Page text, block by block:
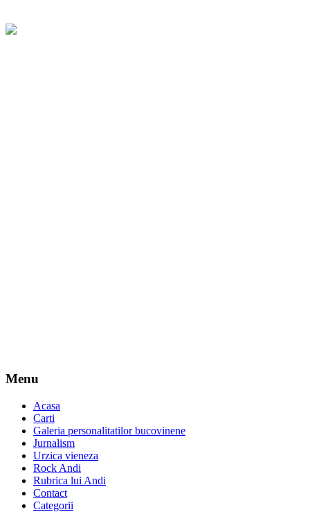
Menu
Acasa
Carti
Galeria personalitatilor bucovinene
Jurnalism
Urzica vieneza
Rock Andi
Rubrica lui Andi
Contact
Categorii